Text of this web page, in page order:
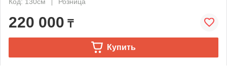
220 000 ₸
Купить